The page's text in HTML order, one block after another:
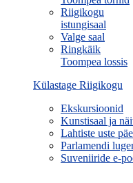
Riigikogu
istungisaal
Valge saal
Ringkäik
Toompea lossis
Külastage Riigikogu
Ekskursioonid
Kunstisaal ja
Lahtiste uste
Parlamendi
Suveniiride e-